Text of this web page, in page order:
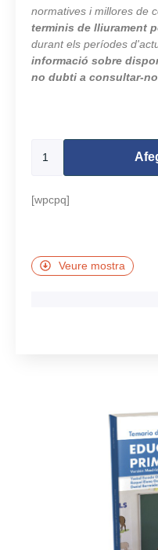
normatives i millores de
terminis de lliurament
durant els períodes
informació sobre
no dubti a consultar-
[wpcpq]
Veure mostra